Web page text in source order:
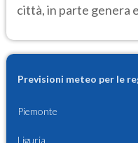
città, in parte genera
Previsioni meteo per le
Piemonte
Liguria